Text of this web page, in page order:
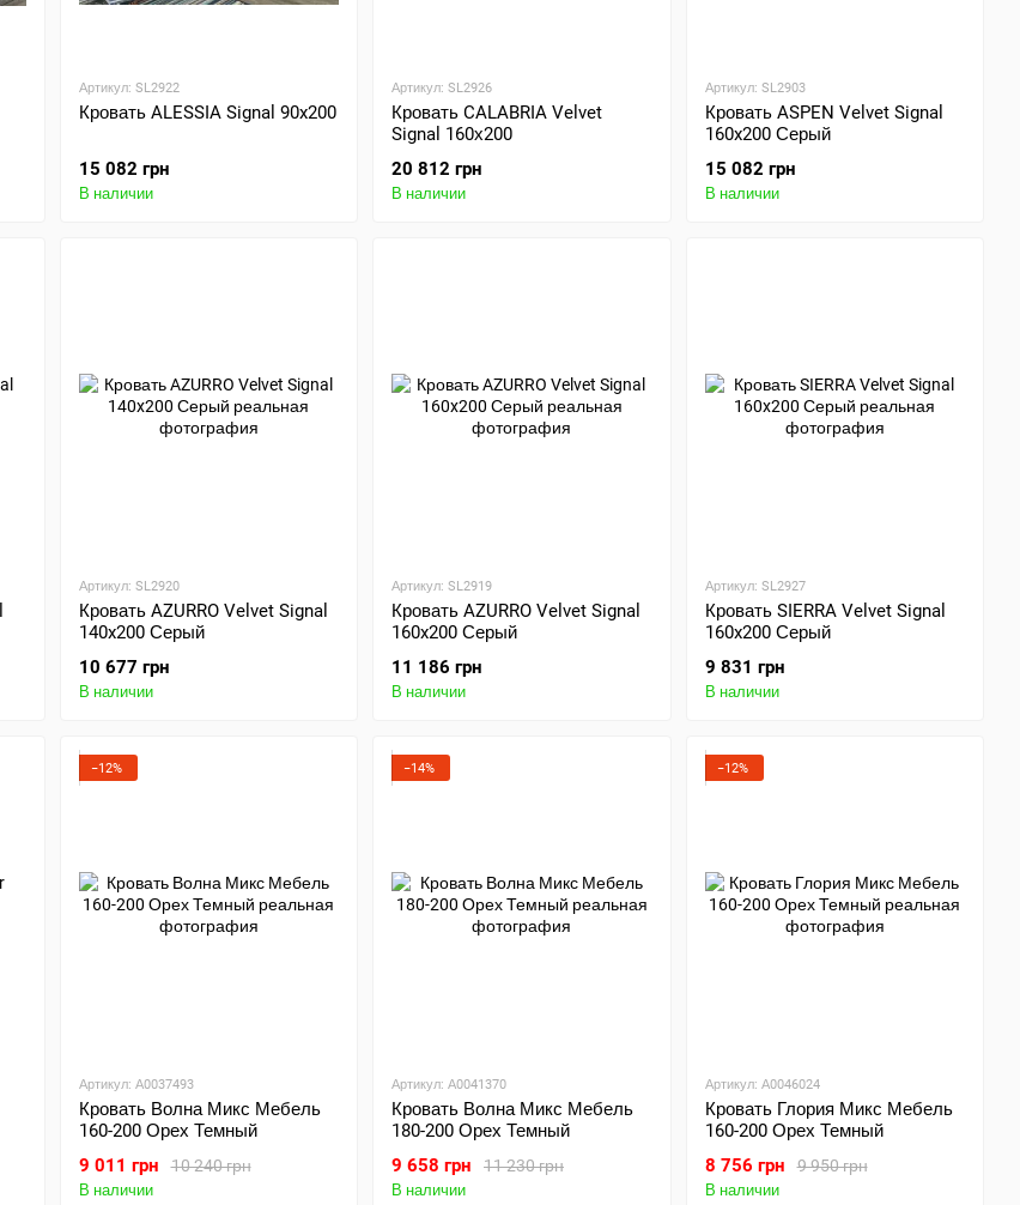
Артикул: SL2922
Кровать ALESSIA Signal 90x200
15 082 грн
В наличии
Артикул: SL2926
Кровать CALABRIA Velvet
Signal 160х200
20 812 грн
В наличии
Артикул: SL2903
Кровать ASPEN Velvet Signal
160x200 Серый
15 082 грн
В наличии
Артикул: SL2920
Кровать AZURRO Velvet Signal
140x200 Серый
10 677 грн
В наличии
Артикул: SL2919
Кровать AZURRO Velvet Signal
160x200 Серый
11 186 грн
В наличии
Артикул: SL2927
Кровать SIERRA Velvet Signal
160x200 Серый
9 831 грн
В наличии
−12%
Артикул: А0037493
Кровать Волна Микс Мебель
160-200 Орех Темный
10 240 грн
9 011 грн
В наличии
−14%
Артикул: А0041370
Кровать Волна Микс Мебель
180-200 Орех Темный
11 230 грн
9 658 грн
В наличии
−12%
Артикул: А0046024
Кровать Глория Микс Мебель
160-200 Орех Темный
9 950 грн
8 756 грн
В наличии